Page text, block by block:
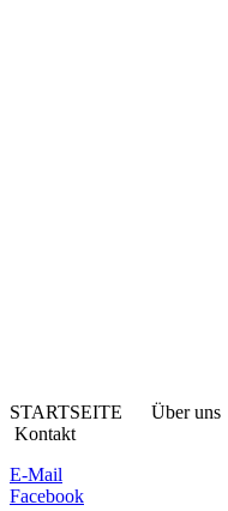
STARTSEITE Über
Kontakt
E-Mail
Facebook